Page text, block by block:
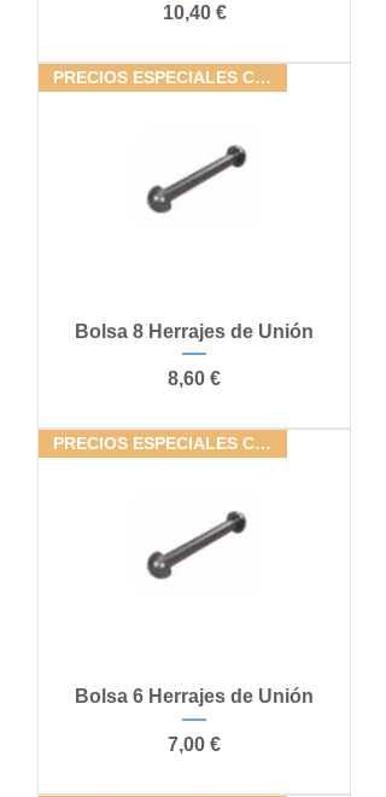
Precio
10,40 €
PRECIOS ESPECIALES CONJUNTOS
Bolsa 8 Herrajes de Unión
Precio
8,60 €
PRECIOS ESPECIALES CONJUNTOS
Bolsa 6 Herrajes de Unión
Precio
7,00 €